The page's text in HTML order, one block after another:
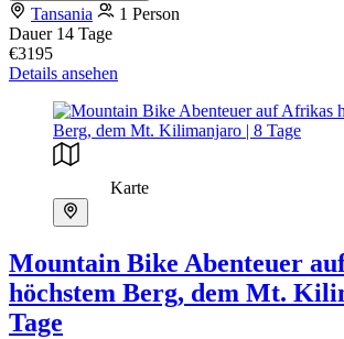
Tansania
1 Person
Dauer 14 Tage
€3195
Details ansehen
Karte
Mountain Bike Abenteuer
höchstem Berg, dem Mt.
Tage